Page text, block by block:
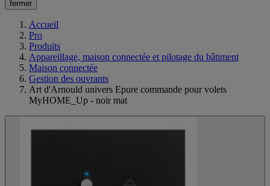
fermer
Accueil
Pro
Produits
Appareillage, maison connectée et pilotage du bâtiment
Maison connectée
Gestion des ouvrants
Art d'Arnould univers Epure commande pour volets
MyHOME_Up - noir mat